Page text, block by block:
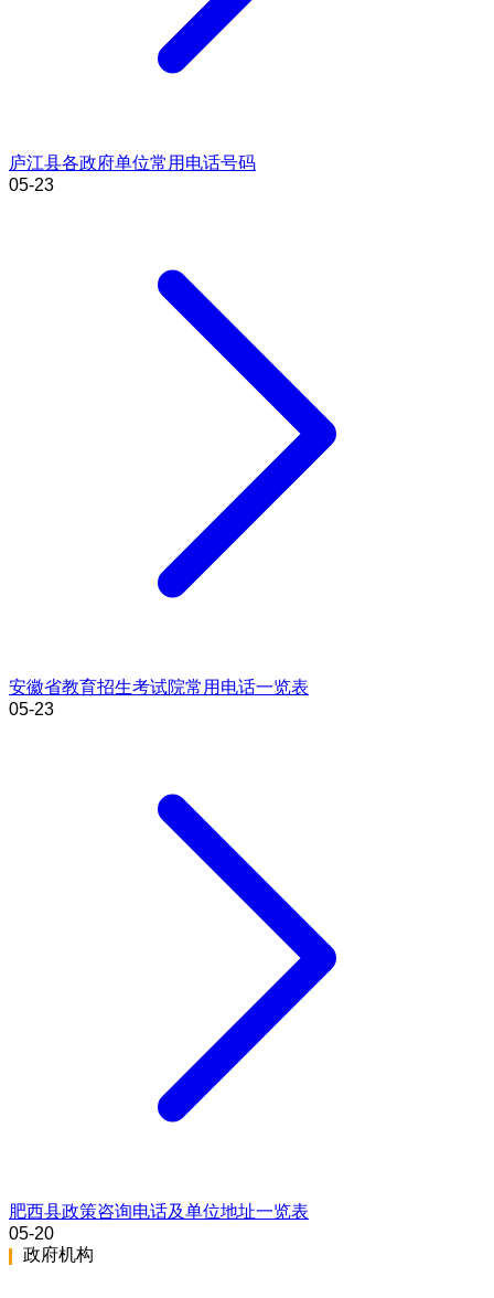
庐江县各政府单位常用电话号码
05-23
安徽省教育招生考试院常用电话一览表
05-23
肥西县政策咨询电话及单位地址一览表
05-20
政府机构